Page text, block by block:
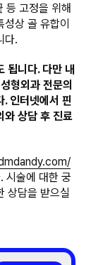
등 고정을 위해
상 골 유합이
다.
됩니다. 다만 내
형외과 전문의
인터넷에서 핀
와 상담 후 진료
시술에 대한 궁
상담을 받으실